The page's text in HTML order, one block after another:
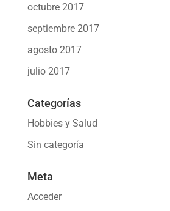
octubre 2017
septiembre 2017
agosto 2017
julio 2017
Categorías
Hobbies y Salud
Sin categoría
Meta
Acceder